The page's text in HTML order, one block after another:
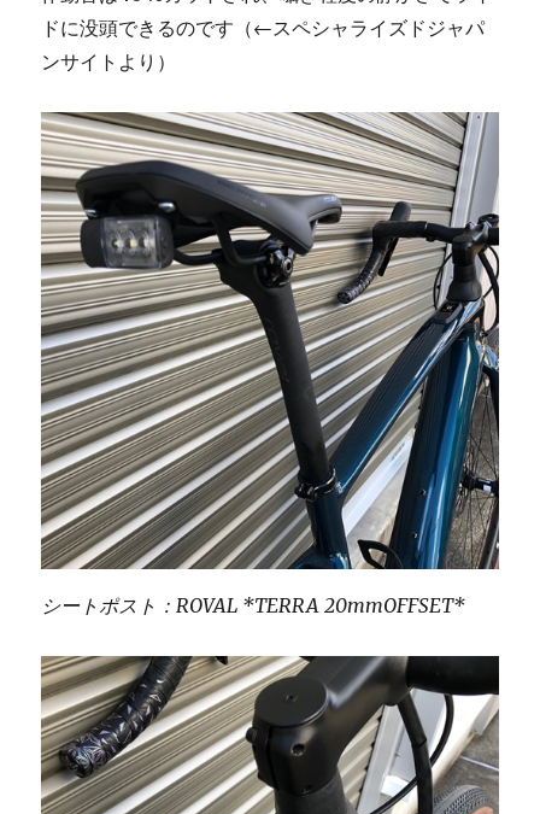
ドに没頭できるのです（←スペシャライズドジャパ
ンサイトより）
シートポスト：ROVAL *TERRA 20mmOFFSET*